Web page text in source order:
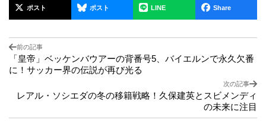
ポスト ポスト LINE Share
前の記事
「皇帝」ベッケンバウアーの背番号5、バイエルンで永久欠番
に！サッカー界の伝説が再び光る
次の記事
レアル・ソシエダの冬の移籍戦略！久保建英とスビメンディ
の未来に注目